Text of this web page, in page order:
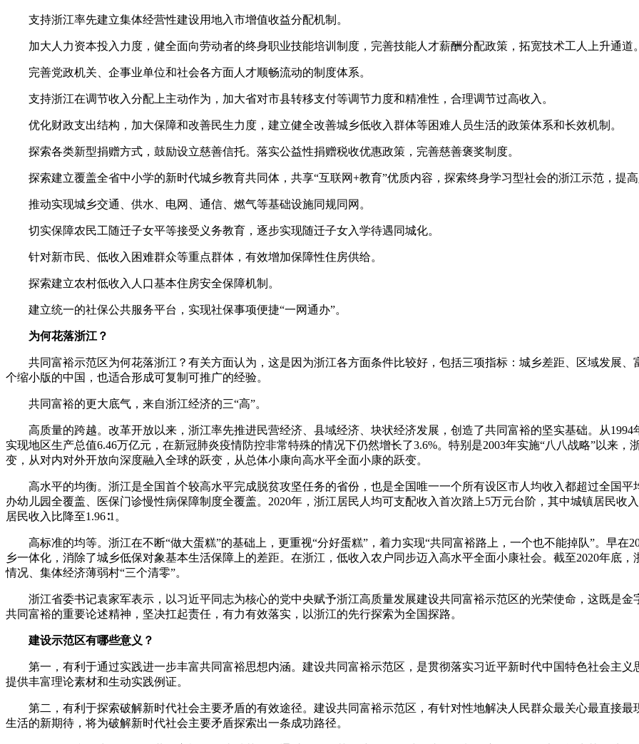
支持浙江率先建立集体经营性建设用地入市增值收益分配机制。
加大人力资本投入力度，健全面向劳动者的终身职业技能培训制度，完善技能人才薪酬分配政策，拓宽技术工人上升通道。
完善党政机关、企事业单位和社会各方面人才顺畅流动的制度体系。
支持浙江在调节收入分配上主动作为，加大省对市县转移支付等调节力度和精准性，合理调节过高收入。
优化财政支出结构，加大保障和改善民生力度，建立健全改善城乡低收入群体等困难人员生活的政策体系和长效机制。
探索各类新型捐赠方式，鼓励设立慈善信托。落实公益性捐赠税收优惠政策，完善慈善褒奖制度。
探索建立覆盖全省中小学的新时代城乡教育共同体，共享“互联网+教育”优质内容，探索终身学习型社会的浙江示范，提
推动实现城乡交通、供水、电网、通信、燃气等基础设施同规同网。
切实保障农民工随迁子女平等接受义务教育，逐步实现随迁子女入学待遇同城化。
针对新市民、低收入困难群众等重点群体，有效增加保障性住房供给。
探索建立农村低收入人口基本住房安全保障机制。
建立统一的社保公共服务平台，实现社保事项便捷“一网通办”。
为何花落浙江？
共同富裕示范区为何花落浙江？有关方面认为，这是因为浙江各方面条件比较好，包括三项指标：城乡差距、区域发展
个缩小版的中国，也适合形成可复制可推广的经验。
共同富裕的更大底气，来自浙江经济的三“高”。
高质量的跨越。改革开放以来，浙江率先推进民营经济、县域经济、块状经济发展，创造了共同富裕的坚实基础。从
实现地区生产总值6.46万亿元，在新冠肺炎疫情防控非常特殊的情况下仍然增长了3.6%。特别是2003年实施“八八战略”以来
变，从对内对外开放向深度融入全球的跃变，从总体小康向高水平全面小康的跃变。
高水平的均衡。浙江是全国首个较高水平完成脱贫攻坚任务的省份，也是全国唯一一个所有设区市人均收入都超过全国
办幼儿园全覆盖、医保门诊慢性病保障制度全覆盖。2020年，浙江居民人均可支配收入首次踏上5万元台阶，其中城镇居民收
居民收入比降至1.96∶1。
高标准的均等。浙江在不断“做大蛋糕”的基础上，更重视“分好蛋糕”，着力实现“共同富裕路上，一个也不能掉队”。早
乡一体化，消除了城乡低保对象基本生活保障上的差距。在浙江，低收入农户同步迈入高水平全面小康社会。截至2020年底
情况、集体经济薄弱村“三个清零”。
浙江省委书记袁家军表示，以习近平同志为核心的党中央赋予浙江高质量发展建设共同富裕示范区的光荣使命，这既是
共同富裕的重要论述精神，坚决扛起责任，有力有效落实，以浙江的先行探索为全国探路。
建设示范区有哪些意义？
第一，有利于通过实践进一步丰富共同富裕思想内涵。建设共同富裕示范区，是贯彻落实习近平新时代中国特色社会主
提供丰富理论素材和生动实践例证。
第二，有利于探索破解新时代社会主要矛盾的有效途径。建设共同富裕示范区，有针对性地解决人民群众最关心最直接
生活的新期待，将为破解新时代社会主要矛盾探索出一条成功路径。